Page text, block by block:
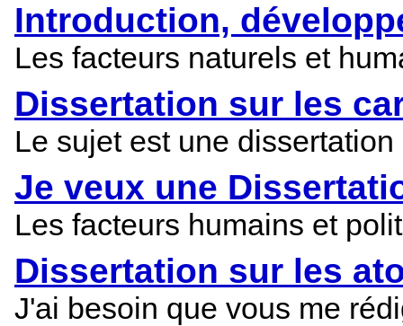
Introduction,
Les facteurs naturels et
Dissertation sur les
Le sujet est une
Je veux une
Les facteurs humains et
Dissertation sur les
J'ai besoin que vous me